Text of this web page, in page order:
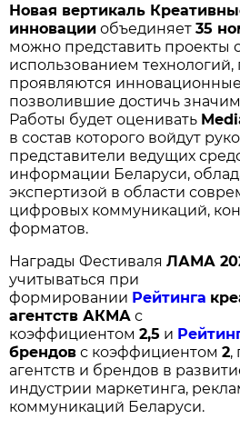
Новая вертикаль
инновации объединяет35
можно представить проекты
использованием технологий,
проявляются
позволившие достичь
Работы будет оценивать
в состав которого войдут
представители ведущих
информации Беларуси,
экспертизой в области
цифровых коммуникаций,
форматов.
Награды ФестиваляЛАМА
учитываться при
формировании Рейтинга
агентств АКМА с
коэффициентом2,5 и
брендов с коэффициентом2,
агентств и брендов в
индустрии маркетинга,
коммуникаций Беларуси.